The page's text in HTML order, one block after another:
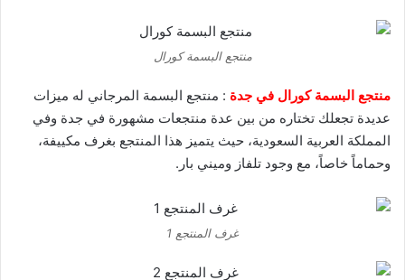
منتجع البسمة كورال
منتجع البسمة كورال في جدة : منتجع البسمة المرجاني له ميزات
عديدة تجعلك تختاره من بين عدة منتجعات مشهورة في جدة وفي
المملكة العربية السعودية، حيث يتميز هذا المنتجع بغرف مكييفة،
وحماماً خاصاً، مع وجود تلفاز وميني بار.
غرف المنتجع 1